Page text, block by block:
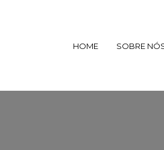
HOME SOBRE